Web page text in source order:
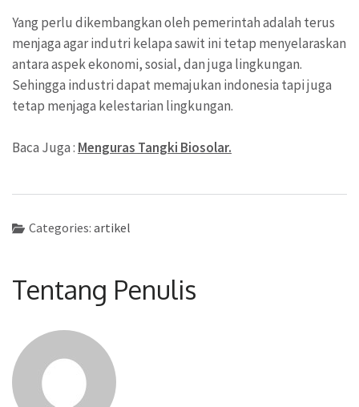
Yang perlu dikembangkan oleh pemerintah adalah terus
menjaga agar indutri kelapa sawit ini tetap menyelaraskan
antara aspek ekonomi, sosial, dan juga lingkungan.
Sehingga industri dapat memajukan indonesia tapi juga
tetap menjaga kelestarian lingkungan.
Baca Juga : Menguras Tangki Biosolar.
Categories: artikel
Tentang Penulis